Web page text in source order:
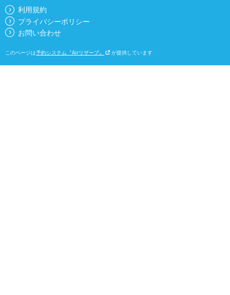
利用規約
プライバシーポリシー
お問い合わせ
このページは予約システム『Airリザーブ』 が提供しています